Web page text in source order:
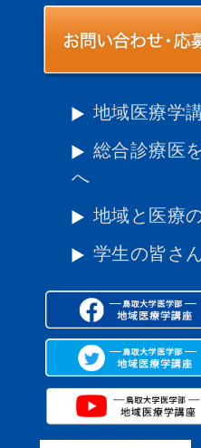
地域医療学
総合診療医
へ
地域と医療
学生の皆さ